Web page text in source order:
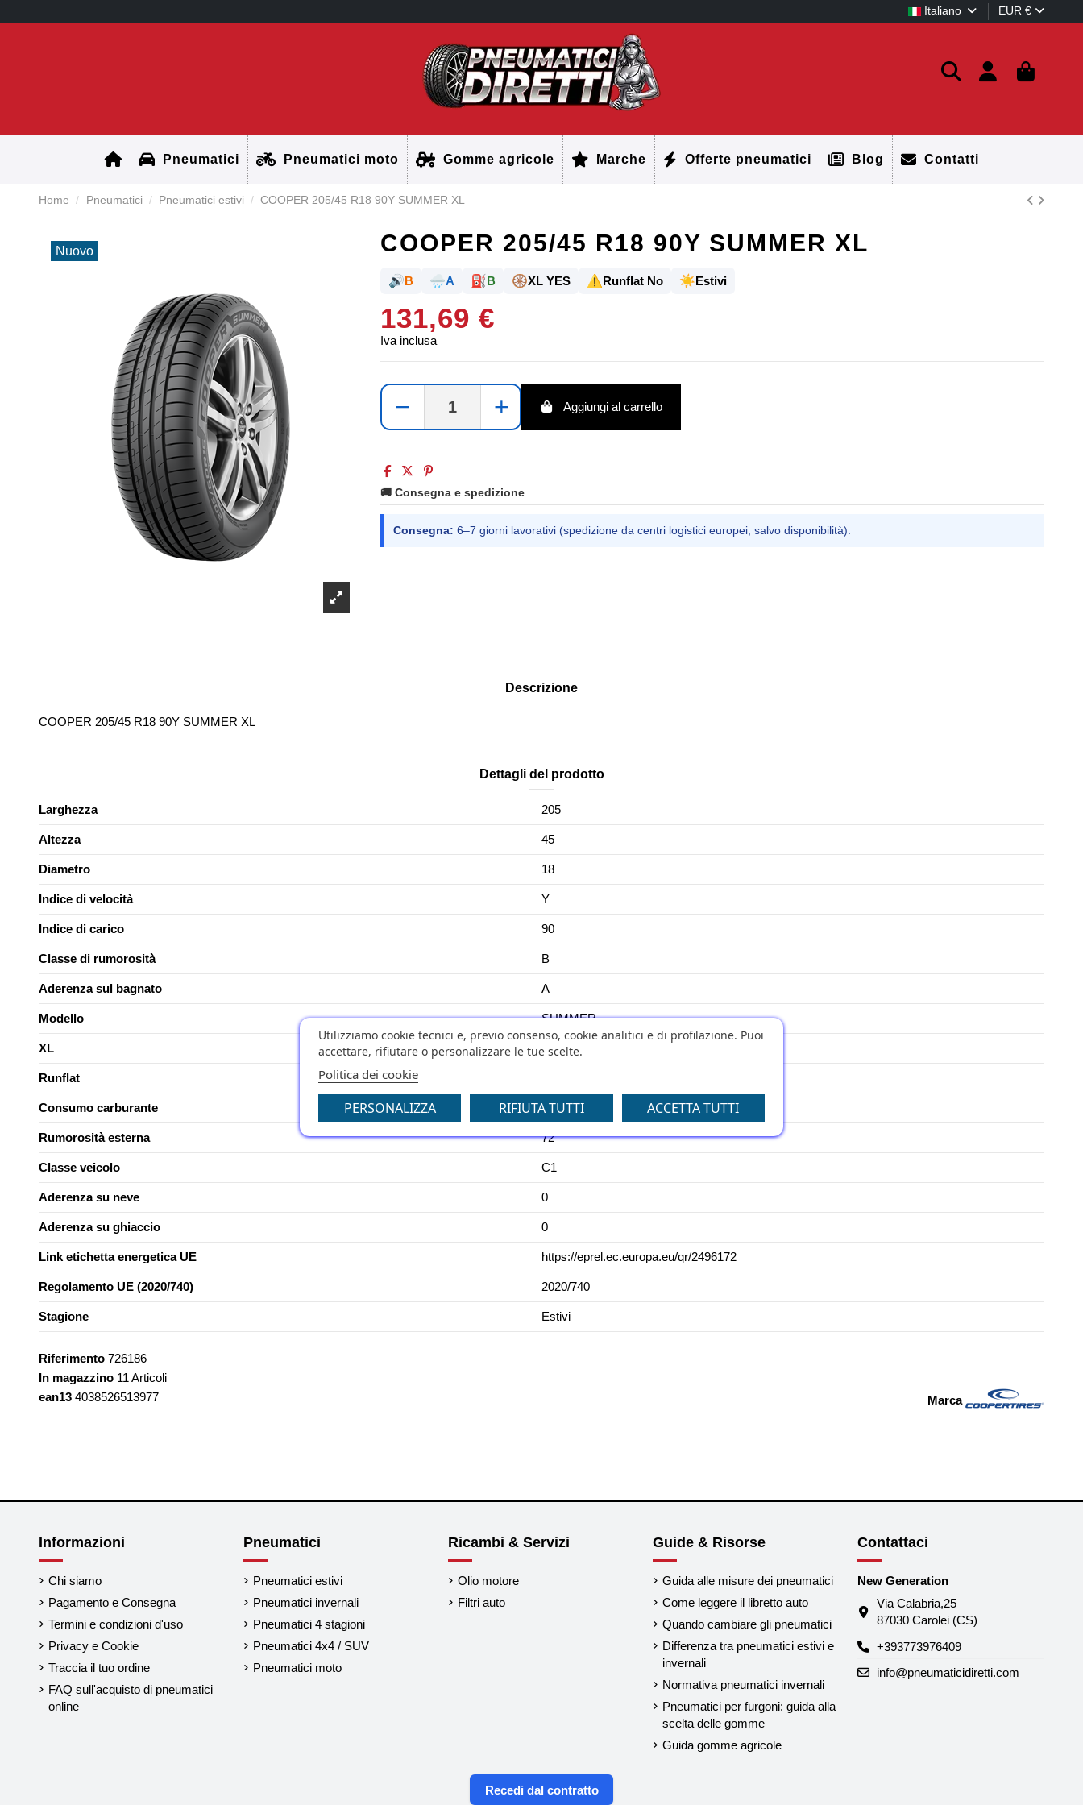
Italiano EUR €
Pneumatici Pneumatici moto Gomme agricole Marche Offerte pneumatici Blog Contatti
Home Pneumatici Pneumatici estivi COOPER 205/45 R18 90Y SUMMER XL
Nuovo COOPER 205/45 R18 90Y SUMMER XL
🔊B 🌧️A ⛽B 🛞XL YES ⚠️Runflat No ☀️Estivi
131,69 €
Iva inclusa
− + Aggiungi al carrello
🚚 Consegna e spedizione
Consegna: 6–7 giorni lavorativi (spedizione da centri logistici europei, salvo disponibilità).
Descrizione
COOPER 205/45 R18 90Y SUMMER XL
Dettagli del prodotto
Larghezza 205
Altezza 45
Diametro 18
Indice di velocità Y
Indice di carico 90
Classe di rumorosità B
Aderenza sul bagnato A
Modello SUMMER
XL YES
Runflat
Consumo carburante B
Rumorosità esterna 72
Classe veicolo C1
Aderenza su neve 0
Aderenza su ghiaccio 0
Link etichetta energetica UE https://eprel.ec.europa.eu/qr/2496172
Regolamento UE (2020/740) 2020/740
Stagione Estivi
Marca
Riferimento 726186
In magazzino 11 Articoli
ean13 4038526513977
Informazioni
Chi siamo
Pagamento e Consegna
Termini e condizioni d'uso
Privacy e Cookie
Traccia il tuo ordine
FAQ sull'acquisto di pneumatici
online
Pneumatici
Pneumatici estivi
Pneumatici invernali
Pneumatici 4 stagioni
Pneumatici 4x4 / SUV
Pneumatici moto
Ricambi & Servizi
Olio motore
Filtri auto
Guide & Risorse
Guida alle misure dei pneumatici
Come leggere il libretto auto
Quando cambiare gli pneumatici
Differenza tra pneumatici estivi e
invernali
Normativa pneumatici invernali
Pneumatici per furgoni: guida alla
scelta delle gomme
Guida gomme agricole
Contattaci
New Generation
Via Calabria,25
87030 Carolei (CS)
+393773976409
info@pneumaticidiretti.com
Utilizziamo cookie tecnici e, previo consenso, cookie analitici e di profilazione. Puoi
accettare, rifiutare o personalizzare le tue scelte.
Politica dei cookie
PERSONALIZZA RIFIUTA TUTTI ACCETTA TUTTI
Recedi dal contratto